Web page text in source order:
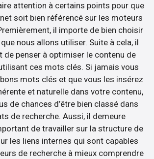
attention à certains points pour que
soit bien référencé sur les moteurs
il importe de bien choisir
nous allons utiliser. Suite à cela, il
de penser à optimiser le contenu de
ces mots clés. Si jamais vous
mots clés et que vous les insérez
et naturelle dans votre contenu,
de chances d’être bien classé dans
de recherche. Aussi, il demeure
de travailler sur la structure de
les liens internes qui sont capables
de recherche à mieux comprendre